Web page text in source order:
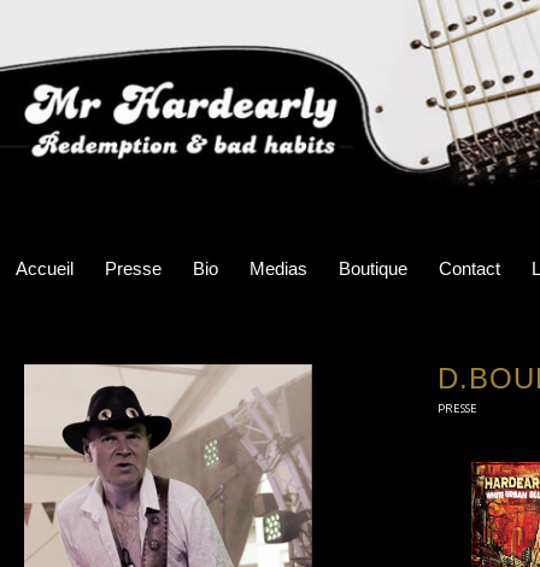
Accueil Presse Bio Medias Boutique Contact
PRESSE